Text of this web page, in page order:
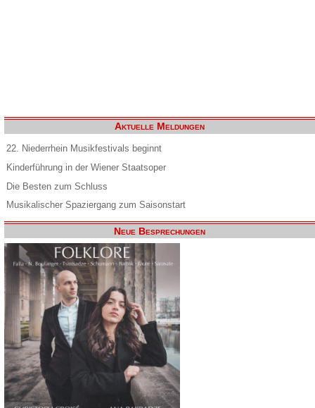
Aktuelle Meldungen
22. Niederrhein Musikfestivals beginnt
Kinderführung in der Wiener Staatsoper
Die Besten zum Schluss
Musikalischer Spaziergang zum Saisonstart
Neue Besprechungen